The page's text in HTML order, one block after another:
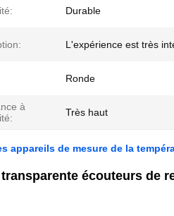
Durable
L'expérience est très
Ronde
à
Très haut
appareils de mesure de la
écouteurs de